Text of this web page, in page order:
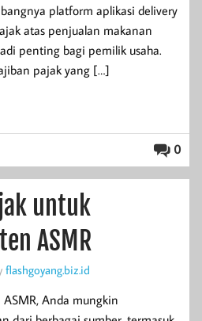
platform aplikasi delivery
atas penjualan makanan
penting bagi pemilik usaha.
pajak yang […]
0
untuk
ASMR
flashgoyang.biz.id
Anda mungkin